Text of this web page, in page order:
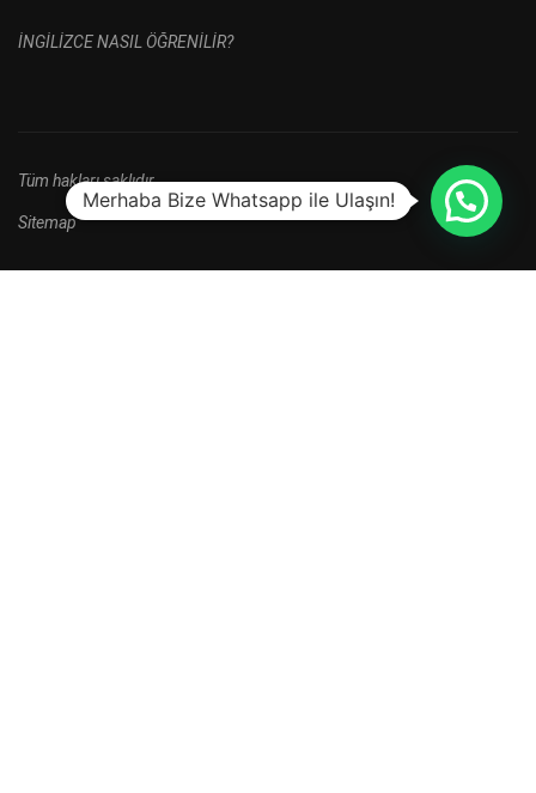
İNGİLİZCE NASIL ÖĞRENİLİR?
Tüm hakları saklıdır.
Sitemap
Merhaba Bize Whatsapp ile Ulaşın!